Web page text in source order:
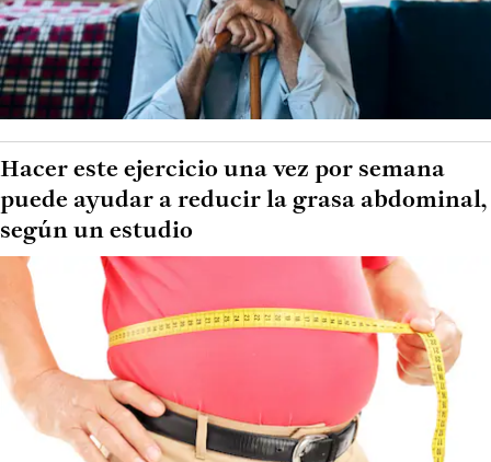
Hacer este ejercicio una vez por semana
puede ayudar a reducir la grasa abdominal,
según un estudio